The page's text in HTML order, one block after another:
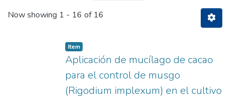
Now showing 1 - 16 of 16
Item
Aplicación de mucílago de cacao
para el control de musgo
(Rigodium implexum) en el cultivo